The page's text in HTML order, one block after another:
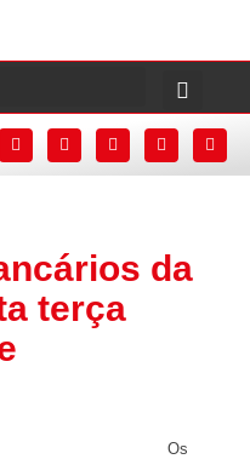
da
terça
Os